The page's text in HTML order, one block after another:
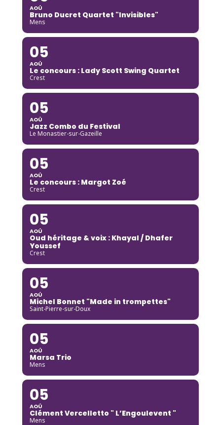
AOÛ
Bruno Ducret Quartet "Invisibles"
Mens
05
AOÛ
Le concours : Lady Scott Swing Quartet
Crest
05
AOÛ
Jazz Combo du Festival
Le Monastier-sur-Gazeille
05
AOÛ
Le concours : Margot Zoé
Crest
05
AOÛ
Oud héritage & voix : Khayal / Dhafer
Youssef
Crest
05
AOÛ
Michel Bonnet "Made in trompettes"
Saint-Pierre-sur-Doux
05
AOÛ
Marsa Trio
Mens
05
AOÛ
Clément Vercelletto " L’Engoulevent "
Mens